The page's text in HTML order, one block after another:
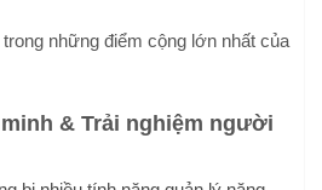
& Trải nghiệm người